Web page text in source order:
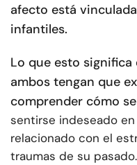
afecto está
infantiles.
Lo que esto significa
ambos tengan que
comprender cómo
sentirse indeseado
relacionado con el
traumas de su pasado.